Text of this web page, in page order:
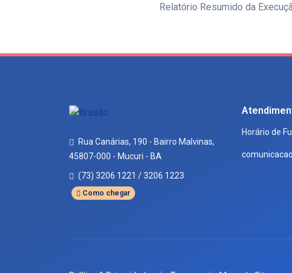
Relatório Resumido da
Rua Canárias, 190 - Bairro Malvinas,
45807-000 - Mucuri - BA
(73) 3206 1221 / 3206 1223
Como chegar
Horário de